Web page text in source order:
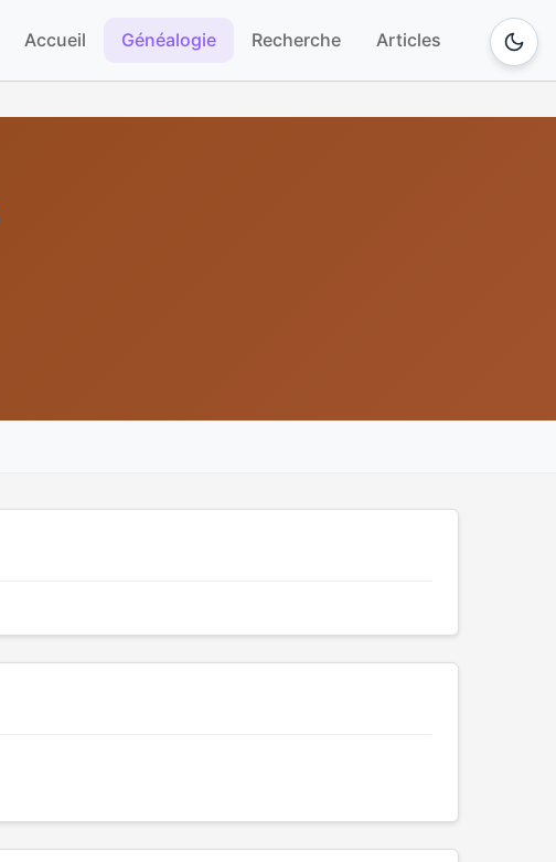
Accueil Généalogie Recherche Articles